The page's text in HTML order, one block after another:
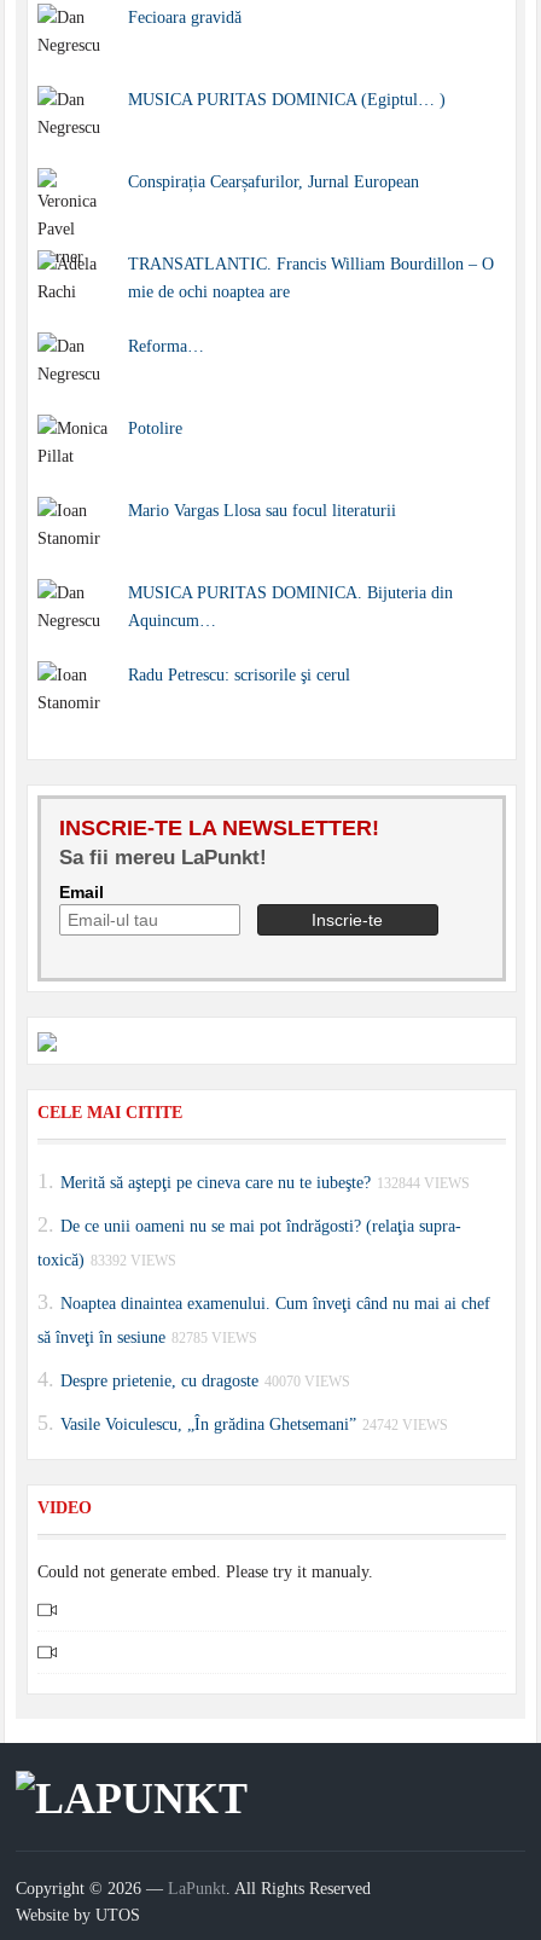
Fecioara gravidă
MUSICA PURITAS DOMINICA (Egiptul… )
Conspirația Cearșafurilor, Jurnal European
TRANSATLANTIC. Francis William Bourdillon – O
mie de ochi noaptea are
Reforma…
Potolire
Mario Vargas Llosa sau focul literaturii
MUSICA PURITAS DOMINICA. Bijuteria din
Aquincum…
Radu Petrescu: scrisorile şi cerul
INSCRIE-TE LA NEWSLETTER!
Sa fii mereu LaPunkt!
Email
CELE MAI CITITE
Merită să aştepţi pe cineva care nu te iubeşte? 132844 VIEWS
De ce unii oameni nu se mai pot îndrăgosti? (relaţia supra-
toxică) 83392 VIEWS
Noaptea dinaintea examenului. Cum înveţi când nu mai ai chef
să înveţi în sesiune 82785 VIEWS
Despre prietenie, cu dragoste 40070 VIEWS
Vasile Voiculescu, „În grădina Ghetsemani” 24742 VIEWS
VIDEO
Could not generate embed. Please try it manualy.
Copyright © 2026 —LaPunkt. All Rights Reserved
Website by UTOS